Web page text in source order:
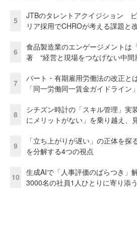
5
JTBのタレントアクイジション
リア採用でCHROが考える課題と
6
食品製造業のエンゲージメントは
著 “経営と現場をつなげない中間
7
パート・有期雇用労働法の改正と
「同一労働同一賃金ガイドライン
8
シチズン時計の「スキル管理」
にメリットがない」を乗り越え、
9
「立ち上がりが遅い」の正体を
を分解する4つの視点
10
生成AIで「人事評価のばらつき」
3000名の社員1人ひとりに寄り添